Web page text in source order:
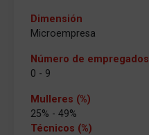
Dimensión
Microempresa
Número de empregados
0 - 9
Mulleres (%)
25% - 49%
Técnicos (%)